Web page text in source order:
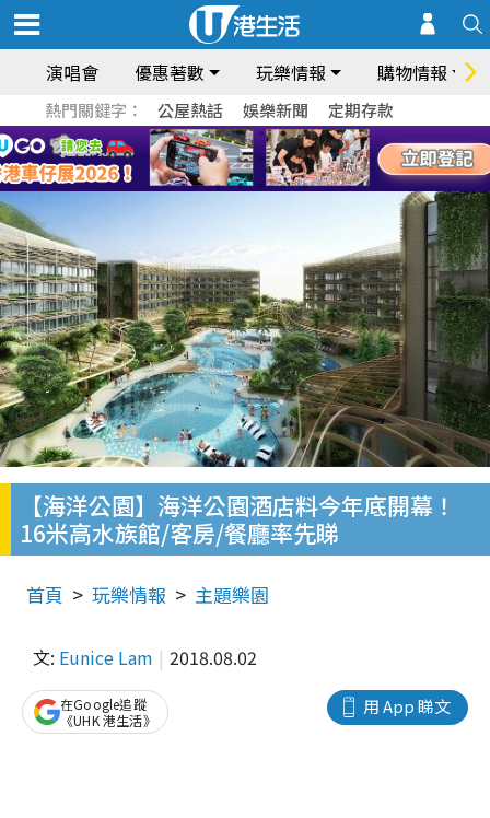
演唱會 優惠著數 玩樂情報 購物情報
熱門關鍵字： 公屋熱話 娛樂新聞 定期存款
【海洋公園】海洋公園酒店料今年底開幕！
16米高水族館/客房/餐廳率先睇
首頁 玩樂情報 主題樂園
文: Eunice Lam 2018.08.02
用 App 睇文
在Google追蹤
《UHK 港生活》